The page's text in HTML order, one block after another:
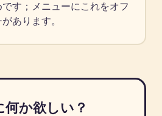
す；メニューにこれをオフ
あります。
何か欲しい？